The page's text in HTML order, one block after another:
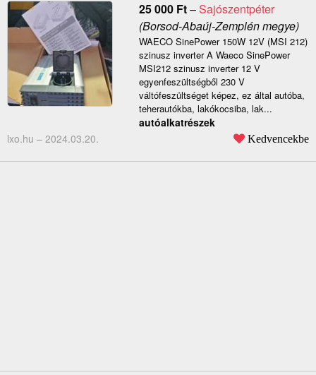
25 000 Ft–Sajószentpéter
(Borsod-Abaúj-Zemplén megye)
WAECO SinePower 150W 12V (MSI 212)
szinusz inverter ​A Waeco SinePower
MSI212 szinusz inverter 12 V
egyenfeszültségből 230 V
váltófeszültséget képez, ez által autóba,
teherautókba, lakókocsiba, lak...
autóalkatrészek
lxo.hu – 2024.03.20. Kedvencekbe